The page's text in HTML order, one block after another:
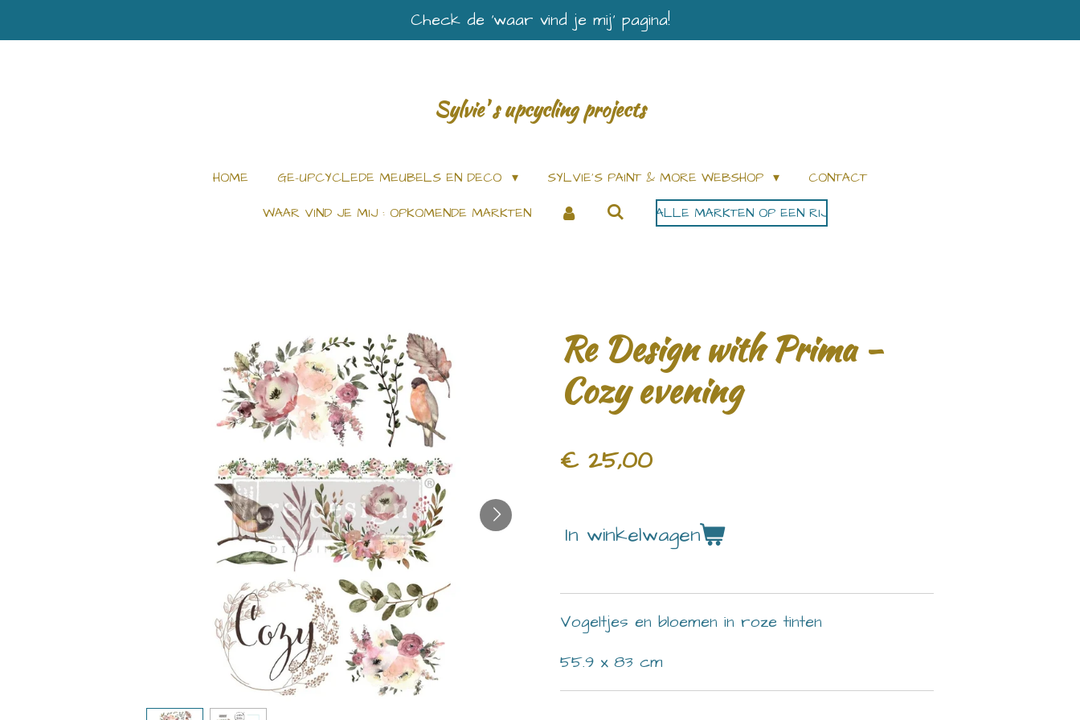
direct
Check de ‘waar vind je mij’ pagina!
Sylvie' s upcycling projects
HOME GE-UPCYCLEDE MEUBELS EN DECO SYLVIE’S PAINT & MORE WEBSHOP
CONTACT
WAAR VIND JE MIJ : OPKOMENDE MARKTEN
ALLE MARKTEN OP EEN RIJ
Re Design with Prima -
Cozy evening
€ 25,00
In winkelwagen
Vogeltjes en bloemen in roze tinten
55.9 x 83 cm